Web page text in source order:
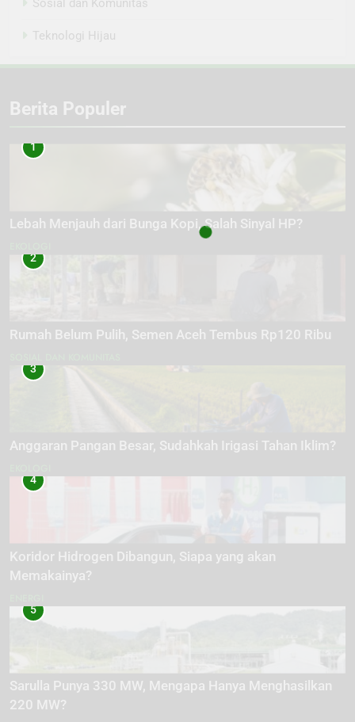
Sosial dan Komunitas
Teknologi Hijau
Berita Populer
1
Lebah Menjauh dari Bunga Kopi, Salah Sinyal HP?
2
Rumah Belum Pulih, Semen Aceh Tembus Rp120 Ribu
3
Anggaran Pangan Besar, Sudahkah Irigasi Tahan Iklim?
4
Koridor Hidrogen Dibangun, Siapa yang akan
Memakainya?
5
Sarulla Punya 330 MW, Mengapa Hanya Menghasilkan
220 MW?